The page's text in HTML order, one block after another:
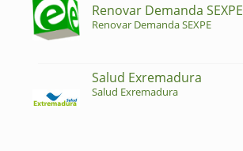
Renovar Demanda SEXPE
Renovar Demanda SEXPE
Salud Exremadura
Salud Exremadura